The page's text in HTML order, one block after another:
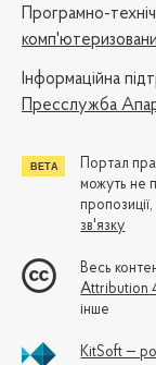
Програмно-
Iнформаційна
Пресслужба
Портал
можуть не
зв'язку
Весь
Attribution
інше
KitSoft —